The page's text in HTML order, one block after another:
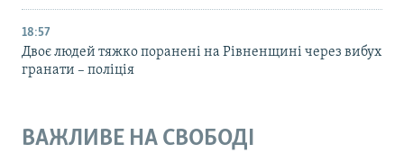
18:57
Двоє людей тяжко поранені на Рівненщині через вибух
гранати – поліція
ВАЖЛИВЕ НА СВОБОДІ